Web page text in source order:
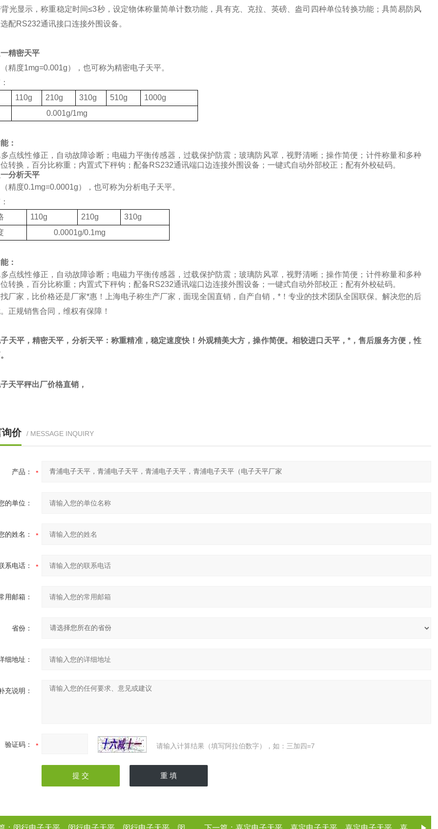
光显示，称重稳定时间≤3秒，设定物体称量简单计数功能，具有克、克拉、英磅、盎司四种单位转换功能；具简易防风
配RS232通讯接口连接外围设备。
精密天平
精度1mg=0.001g），也可称为精密电子天平。
110g 210g 310g 510g
1000g
0.001g/1mg
：
点线性修正，自动故障诊断；电磁力平衡传感器，过载保护防震；玻璃防风罩，视野清晰；操作简便；计件称量和多种
转换，百分比称重；内置式下秤钩；配备RS232通讯端口边连接外围设备；一键式自动外部校正；配有外校砝码。
分析天平
精度0.1mg=0.0001g），也可称为分析电子天平。
110g 210g
310g
0.0001g/0.1mg
：
点线性修正，自动故障诊断；电磁力平衡传感器，过载保护防震；玻璃防风罩，视野清晰；操作简便；计件称量和多种
转换，百分比称重；内置式下秤钩；配备RS232通讯端口边连接外围设备；一键式自动外部校正；配有外校砝码。
厂家，比价格还是厂家*惠！上海电子称生产厂家，面现全国直销，自产自销，*！专业的技术团队全国联保。解决您的后
正规销售合同，维权有保障！
天平，精密天平，分析天平：称重精准，稳定速度快！外观精美大方，操作简便。相较进口天平，*，售后服务方便，性
天平秤出厂价格直销，
价 / MESSAGE INQUIRY
产品：
的单位：
的姓名：
系电话：
用邮箱：
省份：
细地址：
充说明：
验证码： 请输入计算结果（填写阿拉伯数字），如：三加四=7